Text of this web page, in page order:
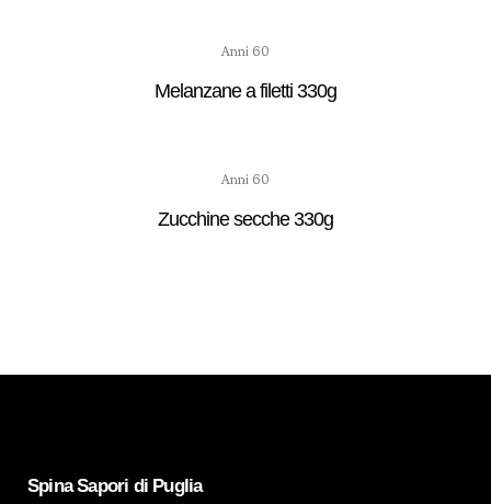
Anni 60
Melanzane a filetti 330g
Anni 60
Zucchine secche 330g
Spina Sapori di Puglia